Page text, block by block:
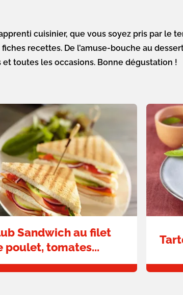
cuisinier, que vous soyez pris par le
recettes. De l’amuse-bouche au
toutes les occasions. Bonne dégustation !
Sandwich au filet
poulet, tomates...